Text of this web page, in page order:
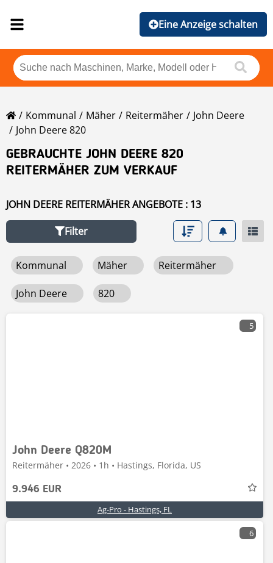
Eine Anzeige schalten
Kommunal Mäher Reitermäher
John Deere
John Deere 820
GEBRAUCHTE JOHN DEERE 820
REITERMÄHER ZUM VERKAUF
JOHN DEERE REITERMÄHER ANGEBOTE : 13
Filter
Kommunal Mäher Reitermäher
John Deere 820
5
John Deere Q820M
Reitermäher • 2026 • 1h • Hastings, Florida, US
9.946 EUR
Ag-Pro - Hastings, FL
6